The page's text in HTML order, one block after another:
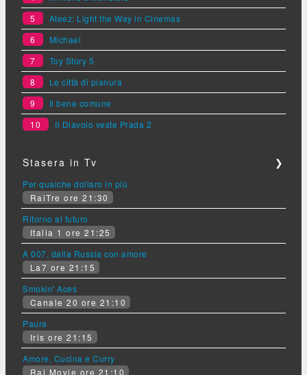
5
Ateez: Light the Way in Cinemas
6
Michael
7
Toy Story 5
8
Le città di pianura
9
Il bene comune
10
Il Diavolo veste Prada 2
Stasera in Tv ❯
Per qualche dollaro in più
RaiTre ore 21:30
Ritorno al futuro
Italia 1 ore 21:25
A 007, dalla Russia con amore
La7 ore 21:15
Smokin' Aces
Canale 20 ore 21:10
Paura
Iris ore 21:15
Amore, Cucina e Curry
Rai Movie ore 21:10